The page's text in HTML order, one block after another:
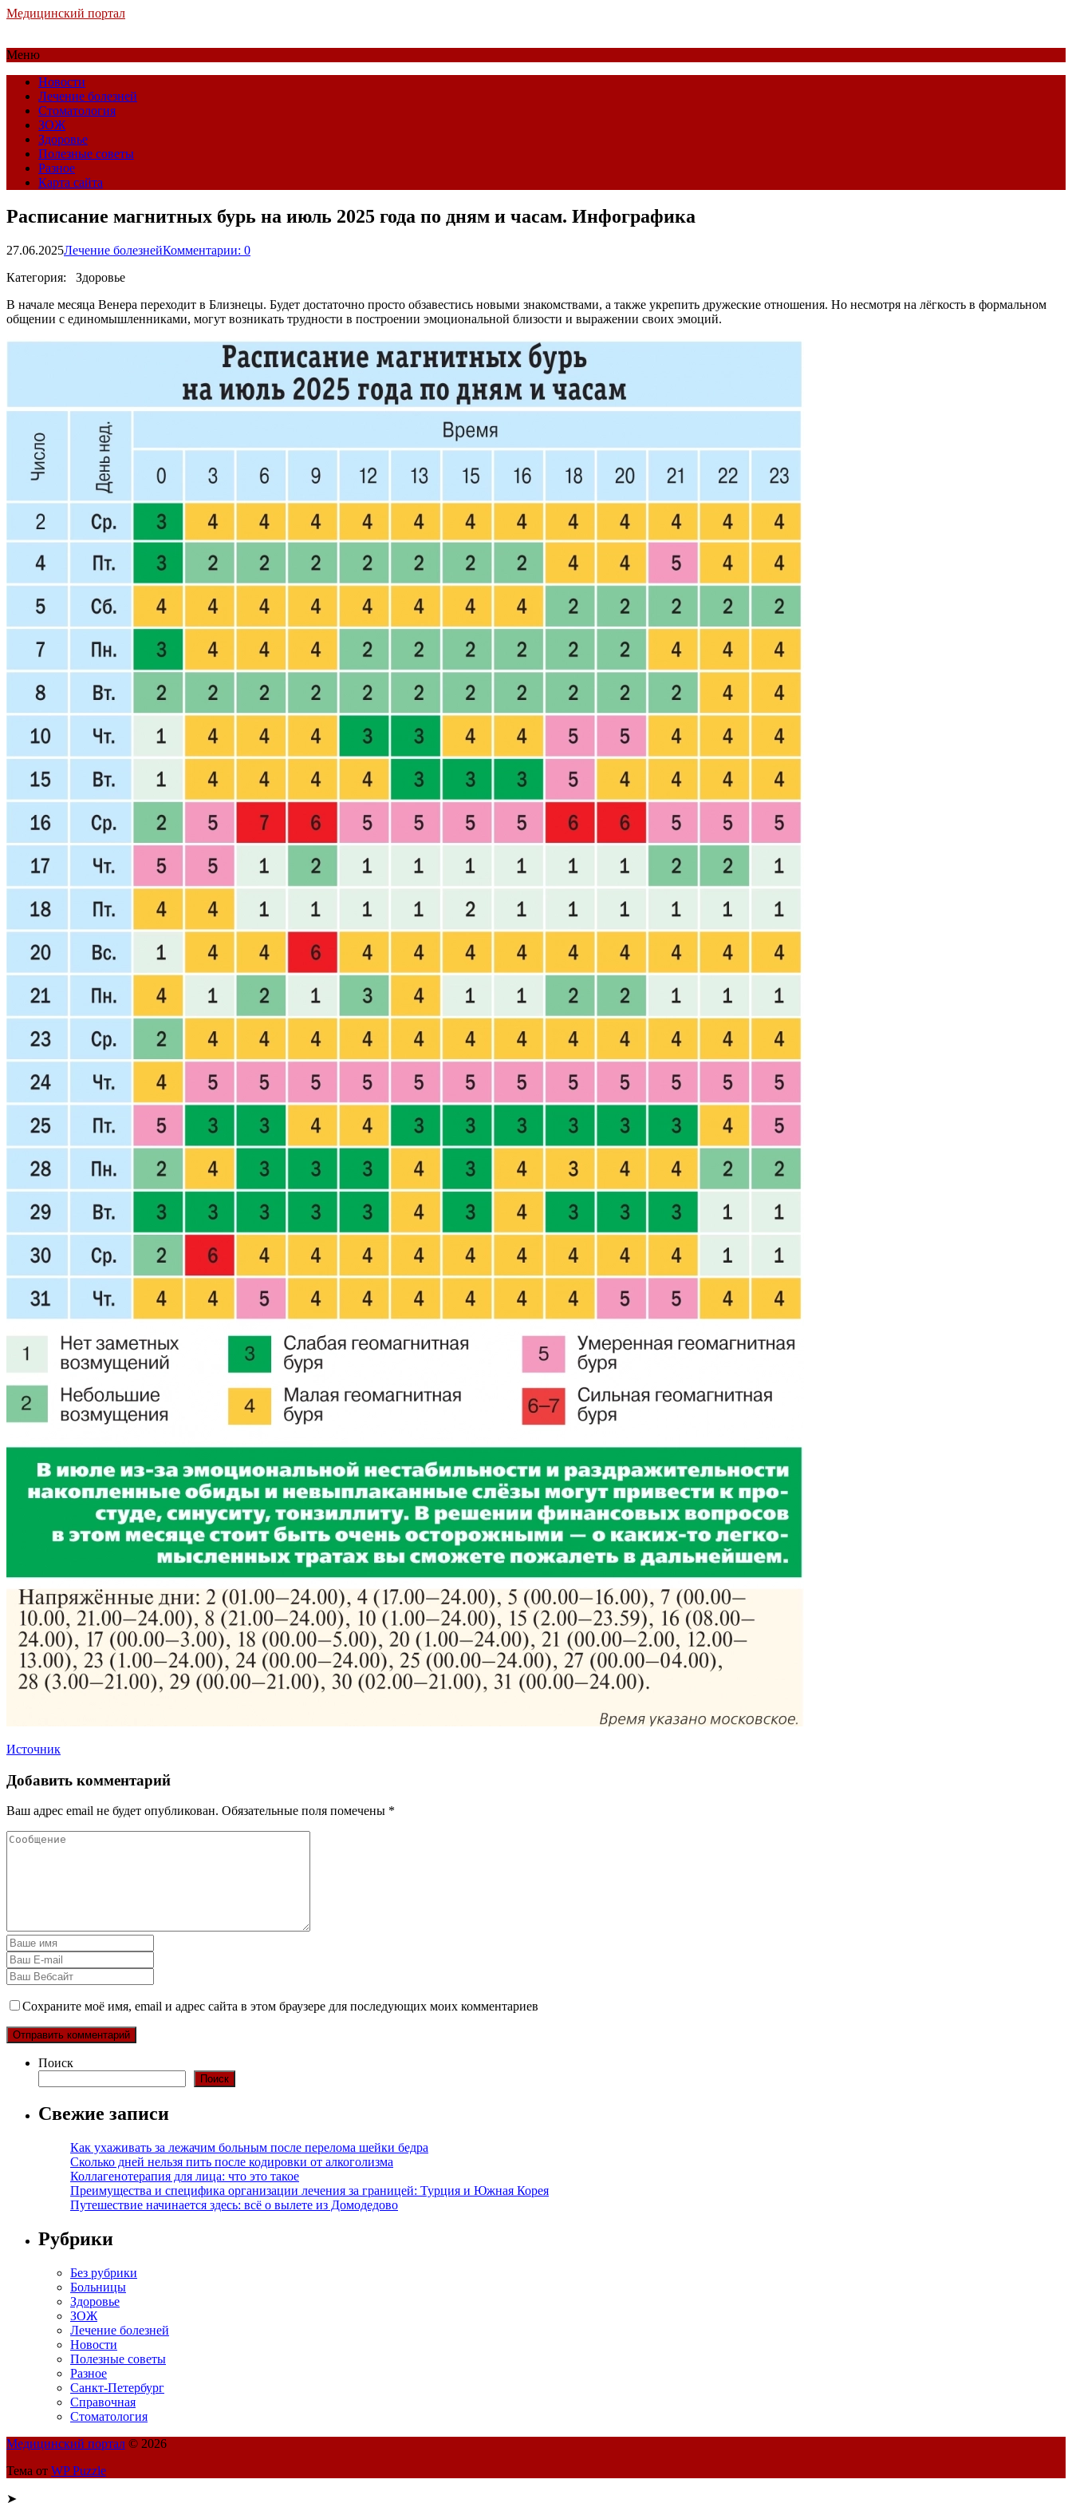
Медицинский портал
Меню
Новости
Лечение болезней
Стоматология
ЗОЖ
Здоровье
Полезные советы
Разное
Карта сайта
Расписание магнитных бурь на июль 2025 года по дням и часам. Инфографика
27.06.2025Лечение болезнейКомментарии: 0
Категория: Здоровье
В начале месяца Венера переходит в Близнецы. Будет достаточно просто обзавестись новыми знакомствами, а также укрепить друже­ские отношения. Но несмотря на лёгкость в формальном
общении с единомышленниками, могут возникать трудности в построении эмоциональной близости и выражении своих эмоций.
Источник
Добавить комментарий
Ваш адрес email не будет опубликован. Обязательные поля помечены *
Сохраните моё имя, email и адрес сайта в этом браузере для последующих моих комментариев
Поиск
Поиск
Свежие записи
Как ухаживать за лежачим больным после перелома шейки бедра
Сколько дней нельзя пить после кодировки от алкоголизма
Коллагенотерапия для лица: что это такое
Преимущества и специфика организации лечения за границей: Турция и Южная Корея
Путешествие начинается здесь: всё о вылете из Домодедово
Рубрики
Без рубрики
Больницы
Здоровье
ЗОЖ
Лечение болезней
Новости
Полезные советы
Разное
Санкт-Петербург
Справочная
Стоматология
Медицинский портал © 2026
Тема от WP Puzzle
➤